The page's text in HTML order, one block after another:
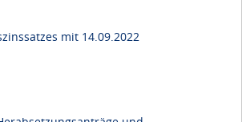
mit 14.09.2022